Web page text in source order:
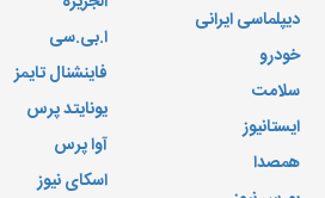
دیپلماسی ایرانی
خودرو
سلامت
ایستانیوز
همصدا
ا.بی.سی
فاینشنال تایمز
یونایتد پرس
آوا پرس
اسکای نیوز